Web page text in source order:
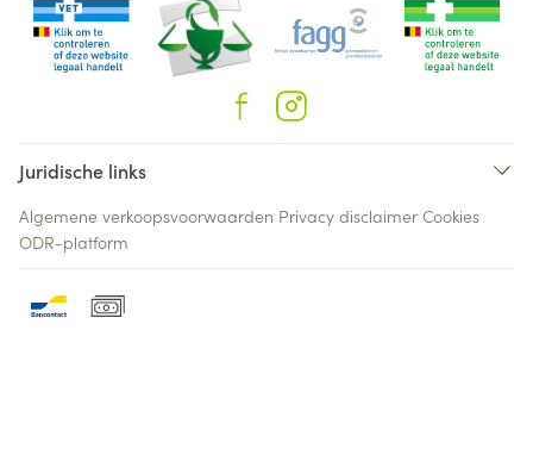
Juridische links
Algemene verkoopsvoorwaarden Privacy disclaimer Cookies
ODR-platform